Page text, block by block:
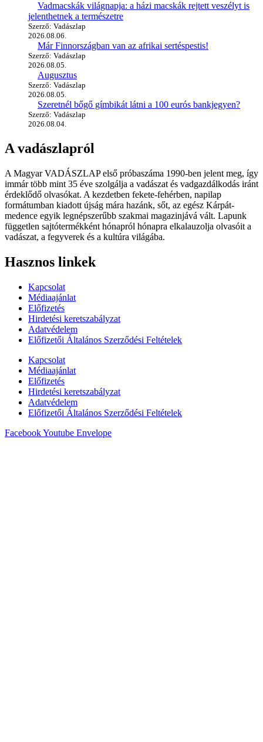
Vadmacskák világnapja: a házi macskák rejtett veszélyt is
jelenthetnek a természetre
Szerző: Vadászlap
2026.08.06.
Már Finnországban van az afrikai sertéspestis!
Szerző: Vadászlap
2026.08.05.
Augusztus
Szerző: Vadászlap
2026.08.05.
Szeretnél bőgő gímbikát látni a 100 eurós bankjegyen?
Szerző: Vadászlap
2026.08.04.
A vadászlapról
A Magyar VADÁSZLAP első próbaszáma 1990-ben jelent meg, így
immár több mint 35 éve szolgálja a vadászat és vadgazdálkodás iránt
érdeklődő olvasókat. A kezdetben fekete-fehérben, napilap
formátumban kiadott újság mára hazánk, sőt, az egész Kárpát-
medence egyik legnépszerűbb szakmai magazinjává vált. Lapunk
független sajtótermékként hónapról hónapra elkalauzolja olvasóit a
vadászat, a fegyverek és a kultúra világába.
Hasznos linkek
Kapcsolat
Médiaajánlat
Előfizetés
Hirdetési keretszabályzat
Adatvédelem
Előfizetői Általános Szerződési Feltételek
Kapcsolat
Médiaajánlat
Előfizetés
Hirdetési keretszabályzat
Adatvédelem
Előfizetői Általános Szerződési Feltételek
FacebookYoutube Envelope